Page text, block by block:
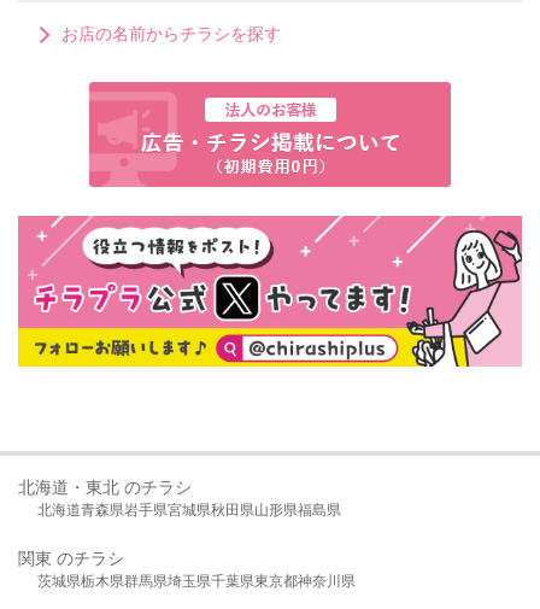
お店の名前からチラシを探す
北海道・東北 のチラシ
北海道青森県岩手県宮城県秋田県山形県福島県
関東 のチラシ
茨城県栃木県群馬県埼玉県千葉県東京都神奈川県